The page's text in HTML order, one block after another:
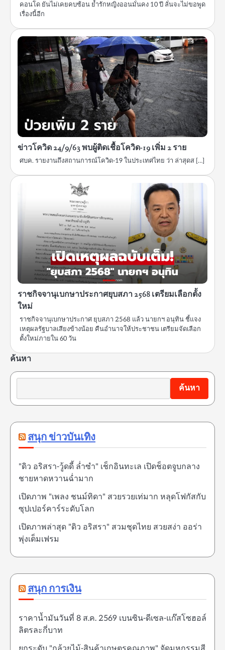
คอนโด ยันไม่เคยคบซ้อน ย้ำรักหญิงออนมั่นคง 10 ปี ลั่นจะไม่ขอพูด
เรื่องนี้อีก
ข่าวโควิด 24/9/63 พบผู้ติดเชื้อโควิด-19 เพิ่ม 2 ราย
ศบค. รายงานถึงสถานการณ์โควิด-19 ในประเทศไทย ว่า ล่าสุดส […]
ราชกิจจานุเบกษาประกาศยุบสภา 2568 เตรียมเลือกตั้ง
ใหม่
ราชกิจจานุเบกษาประกาศ ยุบสภา 2568 แล้ว นายกฯ อนุทิน ชี้แจง
เหตุผลรัฐบาลเสียงข้างน้อย คืนอำนาจให้ประชาชน เตรียมจัดเลือก
ตั้งใหม่ภายใน 60 วัน
ค้นหา
ค้นหา
สนุก ข่าวบันเทิง
"ดิว อริสรา-วู้ดดี้ ล่ำซำ" เช็กอินทะเล เปิดช็อตจูบกลาง
ชายหาดหวานฉ่ำมาก
เปิดภาพ "เพลง ชนม์ทิดา" สวยรวยเท่มาก หลุดโฟกัสกับ
ซุปเปอร์คาร์ระดับโลก
เปิดภาพล่าสุด "ดิว อริสรา" สวมชุดไทย สวยสง่า ออร่า
พุ่งเต็มเฟรม
สนุก การเงิน
ราคาน้ำมันวันที่ 8 ส.ค. 2569 เบนซิน-ดีเซล-แก๊สโซฮอล์
ลิตรละกี่บาท